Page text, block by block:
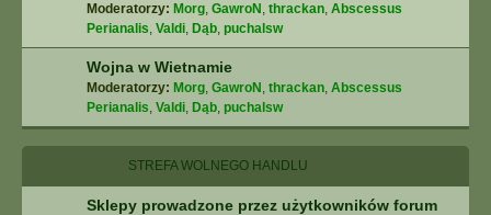
Moderatorzy: Morg, GawroN , thrackan, Abscessus
Perianalis, Valdi, Dąb, puchalsw
Wojna w Wietnamie
Moderatorzy: Morg, GawroN , thrackan, Abscessus
Perianalis, Valdi, Dąb, puchalsw
STREFA WOLNEGO HANDLU
Sklepy prowadzone przez użytkowników forum